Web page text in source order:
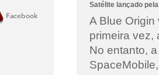
Satélite lançado
A Blue
primeira vez,
No entanto,